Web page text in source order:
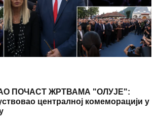
ПОЧАСТ ЖРТВАМА "ОЛУЈЕ":
централној комеморацији у